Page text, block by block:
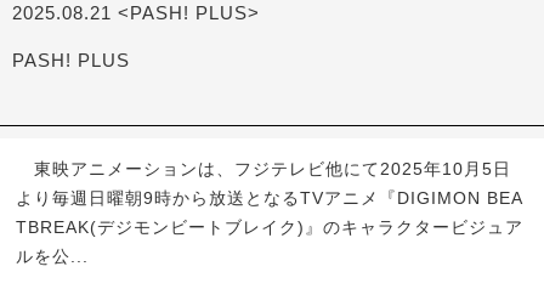
2025.08.21 <PASH! PLUS>
PASH! PLUS
東映アニメーションは、フジテレビ他にて2025年10月5日
より毎週日曜朝9時から放送となるTVアニメ『DIGIMON BEA
TBREAK(デジモンビートブレイク)』のキャラクタービジュア
ルを公...